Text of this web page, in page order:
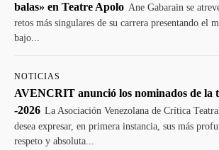
balas» en Teatre Apolo Ane Gabarain se
retos más singulares de su carrera presentando el
bajo...
NOTICIAS
AVENCRIT anunció los nominados de la
-2026 La Asociación Venezolana de Crítica
desea expresar, en primera instancia, sus más
respeto y absoluta...